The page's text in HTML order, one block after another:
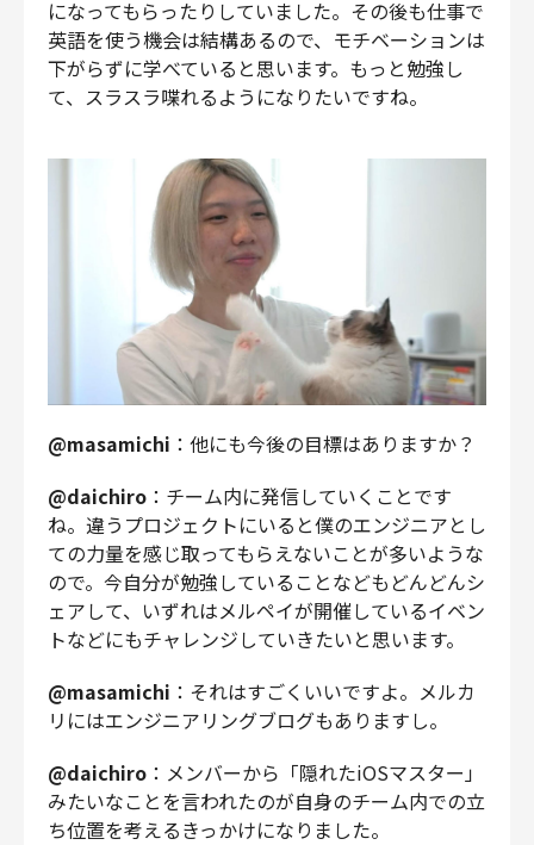
になってもらったりしていました。その後も仕事で
英語を使う機会は結構あるので、モチベーションは
下がらずに学べていると思います。もっと勉強し
て、スラスラ喋れるようになりたいですね。
@masamichi ：他にも今後の目標はありますか？
@daichiro ：チーム内に発信していくことです
ね。違うプロジェクトにいると僕のエンジニアとし
ての力量を感じ取ってもらえないことが多いような
ので。今自分が勉強していることなどもどんどんシ
ェアして、いずれはメルペイが開催しているイベン
トなどにもチャレンジしていきたいと思います。
@masamichi ：それはすごくいいですよ。メルカ
リにはエンジニアリングブログもありますし。
@daichiro ：メンバーから「隠れたiOSマスター」
みたいなことを言われたのが自身のチーム内での立
ち位置を考えるきっかけになりました。